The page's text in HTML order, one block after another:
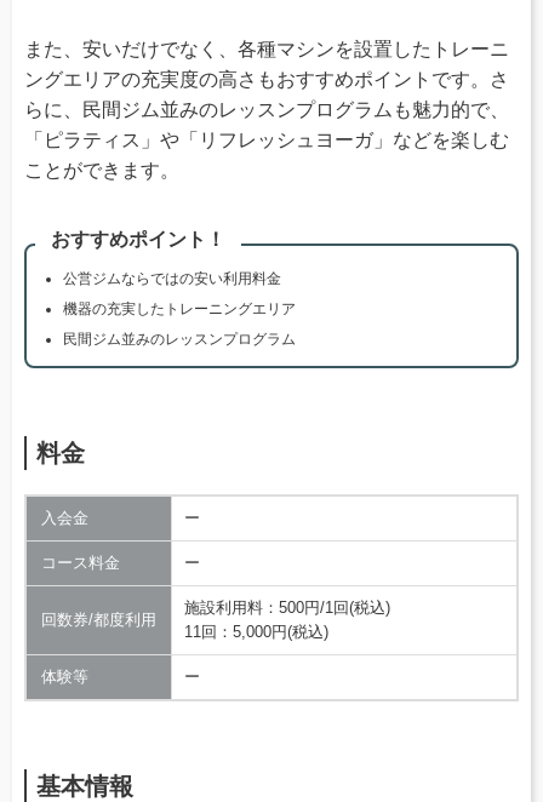
また、安いだけでなく、各種マシンを設置したトレーニ
ングエリアの充実度の高さもおすすめポイントです。さ
らに、民間ジム並みのレッスンプログラムも魅力的で、
「ピラティス」や「リフレッシュヨーガ」などを楽しむ
ことができます。
おすすめポイント！
公営ジムならではの安い利用料金
機器の充実したトレーニングエリア
民間ジム並みのレッスンプログラム
料金
入会金 ー
コース料金 ー
回数券/都度利用
施設利用料：500円/1回(税込)
11回：5,000円(税込)
体験等 ー
基本情報